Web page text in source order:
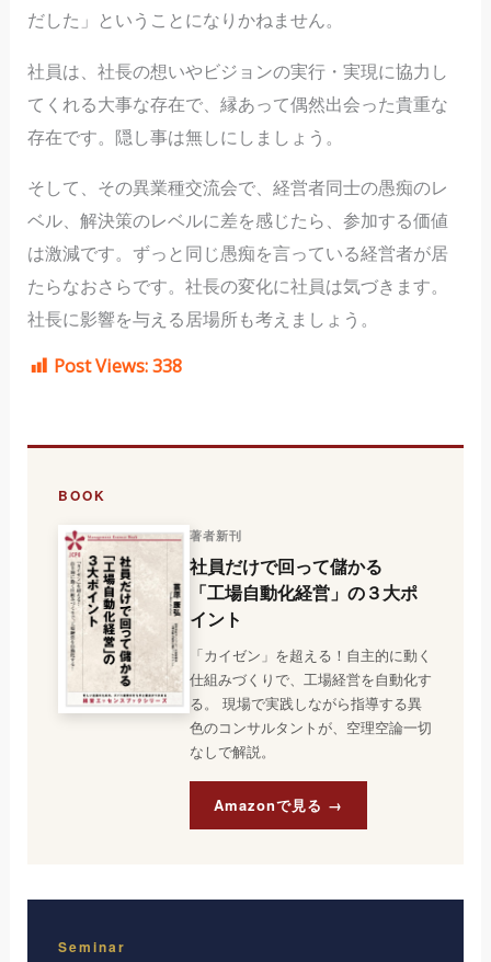
だした」ということになりかねません。
社員は、社長の想いやビジョンの実行・実現に協力し
てくれる大事な存在で、縁あって偶然出会った貴重な
存在です。隠し事は無しにしましょう。
そして、その異業種交流会で、経営者同士の愚痴のレ
ベル、解決策のレベルに差を感じたら、参加する価値
は激減です。ずっと同じ愚痴を言っている経営者が居
たらなおさらです。社長の変化に社員は気づきます。
社長に影響を与える居場所も考えましょう。
Post Views:338
BOOK
著者新刊
社員だけで回って儲かる
「工場自動化経営」の３大ポ
イント
「カイゼン」を超える！自主的に動く
仕組みづくりで、工場経営を自動化す
る。 現場で実践しながら指導する異
色のコンサルタントが、空理空論一切
なしで解説。
Amazonで見る →
Seminar